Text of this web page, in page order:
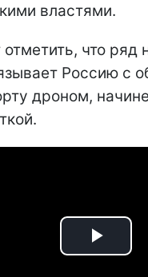
властями.
отметить, что
Россию с
дроном,
Play